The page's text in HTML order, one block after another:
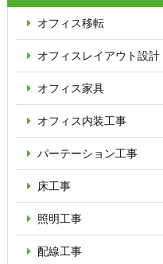
オフィス移転
オフィス レイアウト設計
オフィス家具
オフィス内装工事
パーテーション工事
床工事
照明工事
配線工事